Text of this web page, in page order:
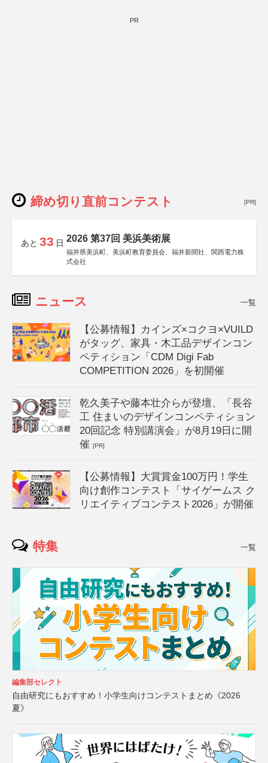
PR
締め切り直前コンテスト [PR]
あと 33 日 2026 第37回 美浜美術展
福井県美浜町、美浜町教育委員会、福井新聞社、関西電力株
式会社
ニュース 一覧
【公募情報】カインズ×コクヨ×VUILD
がタッグ、家具・木工品デザインコン
ペティション「CDM Digi Fab
COMPETITION 2026」を初開催
乾久美子や藤本壮介らが登壇、「長谷
工 住まいのデザインコンペティション
20回記念 特別講演会」が8月19日に開
催[PR]
【公募情報】大賞賞金100万円！学生
向け創作コンテスト「サイゲームス ク
リエイティブコンテスト2026」が開催
特集 一覧
編集部セレクト
自由研究にもおすすめ！小学生向けコンテストまとめ《2026
夏》